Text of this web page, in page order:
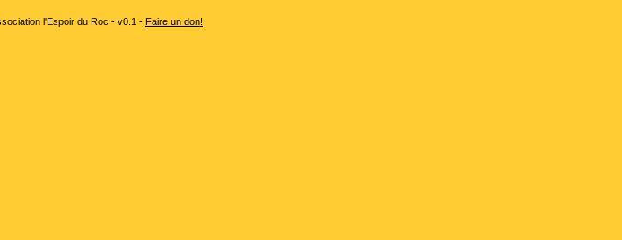
l'Espoir du Roc - v0.1 - Faire un don!